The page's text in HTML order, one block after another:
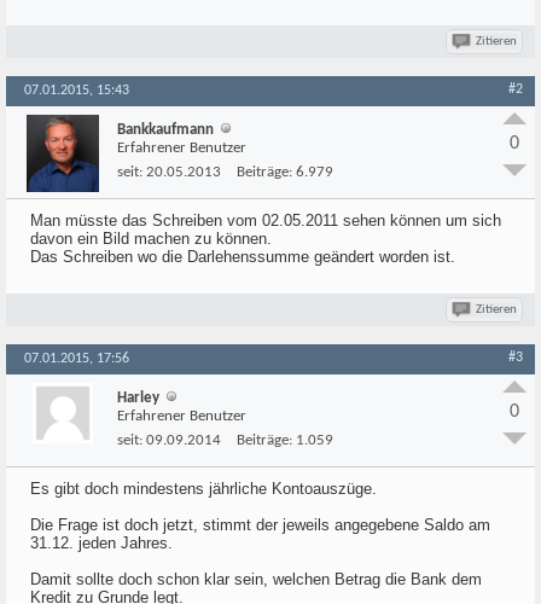
Zitieren
07.01.2015, 15:43 #2
Bankkaufmann
Erfahrener Benutzer
seit: 20.05.2013 Beiträge: 6.979
0
Man müsste das Schreiben vom 02.05.2011 sehen können um sich
davon ein Bild machen zu können.
Das Schreiben wo die Darlehenssumme geändert worden ist.
Zitieren
07.01.2015, 17:56 #3
Harley
Erfahrener Benutzer
seit: 09.09.2014 Beiträge: 1.059
0
Es gibt doch mindestens jährliche Kontoauszüge.
Die Frage ist doch jetzt, stimmt der jeweils angegebene Saldo am
31.12. jeden Jahres.
Damit sollte doch schon klar sein, welchen Betrag die Bank dem
Kredit zu Grunde legt.